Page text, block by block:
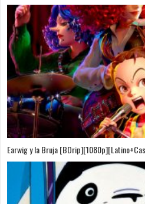
Puedo Escuchar el Mar
[Castellano+Japonés][Sub-Español][MEGA]